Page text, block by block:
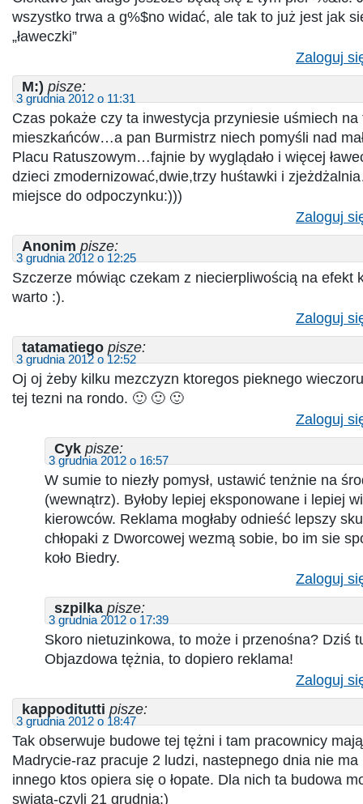
wszystko trwa a g%$no widać, ale tak to już jest jak
„ławeczki”
Zaloguj
M:) pisze:
3 grudnia 2012 o 11:31
Czas pokaże czy ta inwestycja przyniesie uśmiech na
mieszkańców…a pan Burmistrz niech pomyśli nad
Placu Ratuszowym…fajnie by wyglądało i więcej
dzieci zmodernizować,dwie,trzy huśtawki i
miejsce do odpoczynku:)))
Zaloguj
Anonim pisze:
3 grudnia 2012 o 12:25
Szczerze mówiąc czekam z niecierpliwością na efekt
warto :).
Zaloguj
tatamatiego pisze:
3 grudnia 2012 o 12:52
Oj oj żeby kilku mezczyzn ktoregos pieknego
tej tezni na rondo. 🙂 🙂 🙂
Zaloguj
Cyk pisze:
3 grudnia 2012 o 16:57
W sumie to niezły pomysł, ustawić tenżnie na
(wewnątrz). Byłoby lepiej eksponowane i lepiej
kierowców. Reklama mogłaby odnieść lepszy
chłopaki z Dworcowej wezmą sobie, bo im sie
koło Biedry.
Zaloguj
szpilka pisze:
3 grudnia 2012 o 17:39
Skoro nietuzinkowa, to może i przenośna? Dziś
Objazdowa tężnia, to dopiero reklama!
Zaloguj
kappoditutti pisze:
3 grudnia 2012 o 18:47
Tak obserwuje budowe tej tężni i tam pracownicy
Madrycie-raz pracuje 2 ludzi, nastepnego dnia nie
innego ktos opiera się o łopate. Dla nich ta budowa
swiata-czyli 21 grudnia:)